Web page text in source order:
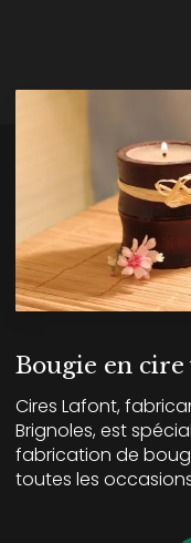
Bougie en cire
Cires Lafont,
Brignoles, est
fabrication de
toutes les